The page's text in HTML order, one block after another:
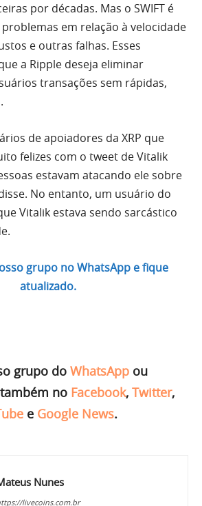
por décadas. Mas o SWIFT é
em relação à velocidade
e outras falhas. Esses
a Ripple deseja eliminar
transações sem rápidas,
de apoiadores da XRP que
felizes com o tweet de Vitalik
estavam atacando ele sobre
No entanto, um usuário do
Vitalik estava sendo sarcástico
grupo no WhatsApp e fique
atualizado.
grupo do WhatsApp ou
no Facebook, Twitter,
e Google News.
Nunes
livecoins.com.br